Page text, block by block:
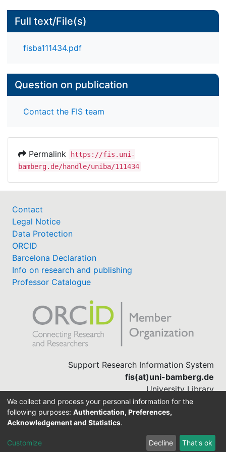
Einsatz digitaler Angebote im Deutschunterricht
wird der Fortbildungsbedarf der Lehrkräfte
deutlich.
Full text/File(s)
fisba111434.pdf
Question on publication
Contact the FIS team
Permalink
https://fis.uni-
bamberg.de/handle/uniba/111434
Contact
Legal Notice
Data Protection
ORCID
Barcelona Declaration
Info on research and publishing
Professor Catalogue
Support Research Information System
fis(at)uni-bamberg.de
University Library
(0951) 863-1568
DSpace-CRIS software
We collect and process your personal information for the
following purposes: Authentication, Preferences,
Acknowledgement and Statistics.
Customize Decline That's ok